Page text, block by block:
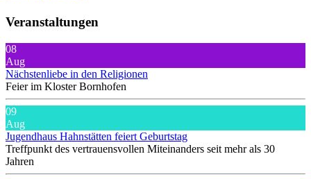
Veranstaltungen
08
Aug
Nächstenliebe in den Religionen
Feier im Kloster Bornhofen
09
Aug
Jugendhaus Hahnstätten feiert Geburtstag
Treffpunkt des vertrauensvollen Miteinanders seit mehr als 30
Jahren